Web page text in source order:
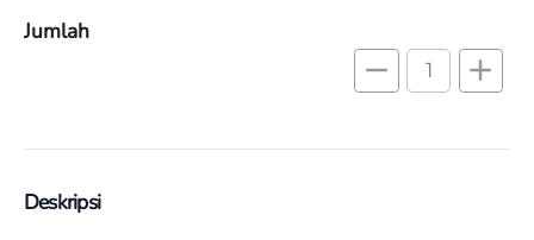
Jumlah
remove add
Deskripsi